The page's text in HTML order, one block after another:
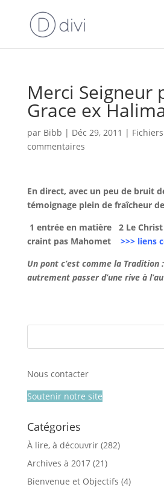
Merci Seigneur
Grace ex
par Bibb | Déc 29, 2011 |
commentaires
En direct, avec un peu de bruit
témoignage plein de fraîcheur de
1 entrée en matière 2 Le
craint pas Mahomet >>> liens
Un pont c’est comme la Tradition
autrement passer d’une rive à
Nous contacter
Soutenir notre site
Catégories
À lire, à découvrir(282)
Archives à 2017(21)
Bienvenue et Objectifs (4)